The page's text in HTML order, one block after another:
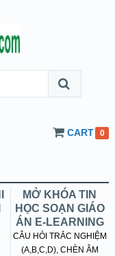
CART 0
MỞ KHÓA TIN
HỌC SOẠN GIÁO
ÁN E-LEARNING
CÂU HỎI TRẮC NGHIỆM
(A,B,C,D), CHÈN ÂM